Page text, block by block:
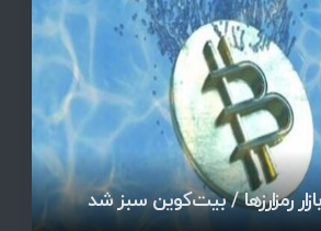
رمزارزها در جهان / مهم‌ترین
مشخص شد
رمزارزها / بیت‌کوین سبز شد
قیمت تتر، بیت‌کوین و اتریوم امروز دوشنبه ۵ مرداد
این مرز را از دست بدهد، همه‌چیز
رقابت پنهان دولت‌ها بر سر بیت‌کوین/ ۱۰ کشور برتر
رمزارزها / بیت‌کوین وارد فاز تازه شد
دیجیتال؛ شکایت میلیاردی روی
و خطر فروش اجباری میلیاردها
هزار دلار برمی‌گردد؟